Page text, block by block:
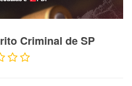
Criminal de SP